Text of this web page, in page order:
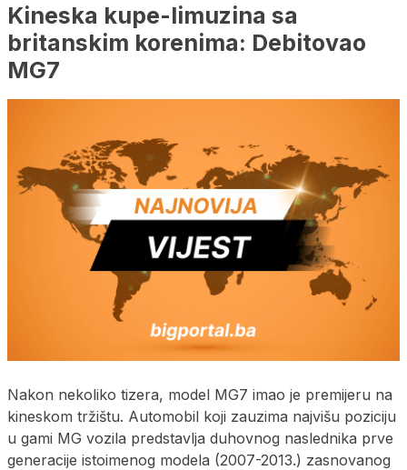
Kineska kupe-limuzina sa
britanskim korenima: Debitovao
MG7
Nakon nekoliko tizera, model MG7 imao je premijeru na
kineskom tržištu. Automobil koji zauzima najvišu poziciju
u gami MG vozila predstavlja duhovnog naslednika prve
generacije istoimenog modela (2007-2013.) zasnovanog